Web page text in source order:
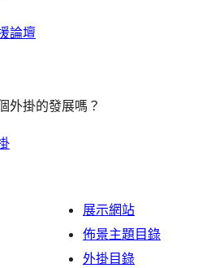
論壇
外掛的發展嗎？
展示網站
佈景主題目錄
外掛目錄